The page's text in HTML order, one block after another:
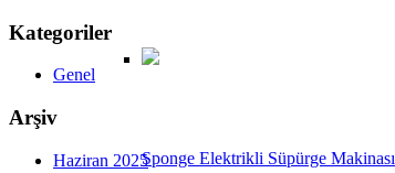
Sponge Elektrikli Süpürge Makinası
Kategoriler
Genel
Arşiv
Haziran 2025